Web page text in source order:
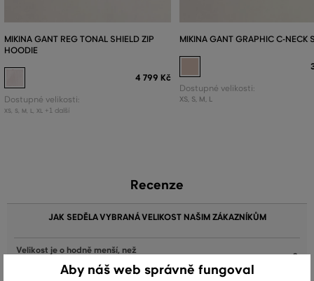
MIKINA GANT REG TONAL SHIELD ZIP
HOODIE
4 799 Kč
Dostupné velikosti:
XS S M L XL +1 další
MIKINA GANT GRAPHIC C-NECK
Dostupné velikosti:
XS, S, M, L
Recenze
JAK SEDĚLA VYBRANÁ VELIKOST NAŠIM ZÁKAZNÍKŮM
Velikost je o hodně menší, než
0
Aby náš web správně fungoval